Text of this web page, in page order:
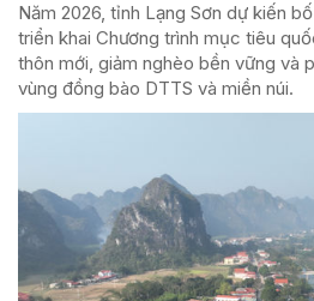
Năm 2026, tỉnh Lạng Sơn dự kiến
triển khai Chương trình mục tiêu
thôn mới, giảm nghèo bền vững và
vùng đồng bào DTTS và miền núi.